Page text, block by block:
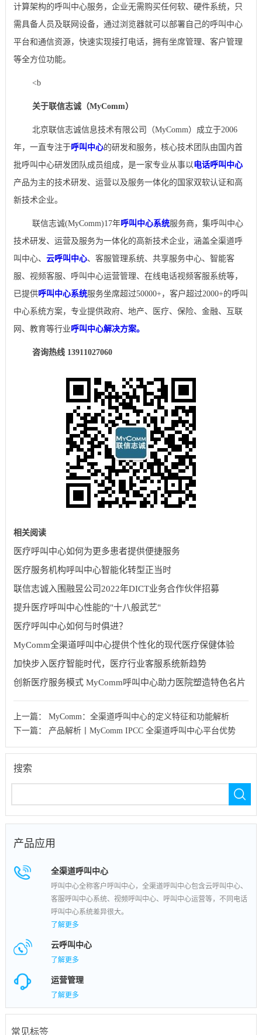
计算架构的呼叫中心服务，企业无需购买任何软、硬件系统，只
需具备人员及联网设备，通过浏览器就可以部署自己的呼叫中心
平台和通信资源，快速实现接打电话，拥有坐席管理、客户管理
等全方位功能。
<b
关于联信志诚（MyComm）
北京联信志诚信息技术有限公司（MyComm）成立于2006
年，一直专注于呼叫中心的研发和服务，核心技术团队由国内首
批呼叫中心研发团队成员组成，是一家专业从事以电话呼叫中心
产品为主的技术研发、运营以及服务一体化的国家双软认证和高
新技术企业。
联信志诚(MyComm)17年呼叫中心系统服务商，集呼叫中心
技术研发、运营及服务为一体化的高新技术企业，涵盖全渠道呼
叫中心、 云呼叫中心、客服管理系统、共享服务中心、智能客
服、视频客服、呼叫中心运营管理、在线电话视频客服系统等，
已提供呼叫中心系统服务坐席超过50000+，客户超过2000+的呼叫
中心系统方案，专业提供政府、地产、医疗、保险、金融、互联
网、教育等行业呼叫中心解决方案。
咨询热线 13911027060
相关阅读
医疗呼叫中心如何为更多患者提供便捷服务
医疗服务机构呼叫中心智能化转型正当时
联信志诚入围融昱公司2022年DICT业务合作伙伴招募
提升医疗呼叫中心性能的"十八般武艺"
医疗呼叫中心如何与时俱进？
MyComm全渠道呼叫中心提供个性化的现代医疗保健体验
加快步入医疗智能时代，医疗行业客服系统新趋势
创新医疗服务模式 MyComm呼叫中心助力医院塑造特色名片
上一篇： MyComm：全渠道呼叫中心的定义特征和功能解析
下一篇： 产品解析丨MyComm IPCC 全渠道呼叫中心平台优势
搜索
产品应用
全渠道呼叫中心
呼叫中心全称客户呼叫中心，全渠道呼叫中心包含云呼叫中心、
客服呼叫中心系统、视频呼叫中心、呼叫中心运营等，不同电话
呼叫中心系统差异很大。
了解更多
云呼叫中心
了解更多
运营管理
了解更多
常见标签